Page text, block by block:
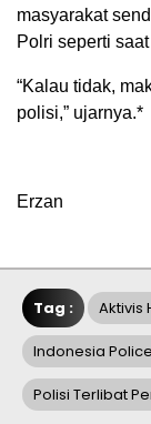
masyarakat
Polri seperti
“Kalau tidak,
polisi,” ujarnya.*
Erzan
Tag : Aktivis
Indonesia
Polisi Terlibat